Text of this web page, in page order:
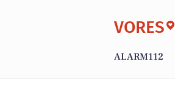
VORES
ALARM112